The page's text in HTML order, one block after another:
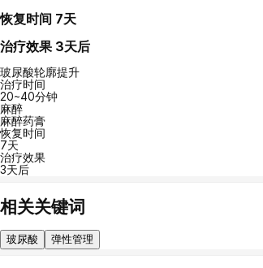
恢复时间 7天
治疗效果 3天后
玻尿酸轮廓提升
治疗时间
20~40分钟
麻醉
麻醉药膏
恢复时间
7天
治疗效果
3天后
相关关键词
玻尿酸 弹性管理